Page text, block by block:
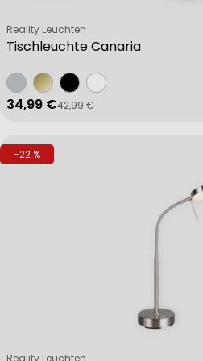
Tischleuchte Canaria
Verkäufer:
Reality Leuchten
Verkaufspreis
34,99 €
Regulärer Preis
42,99 €
-22 %
Verkäufer:
Reality Leuchten